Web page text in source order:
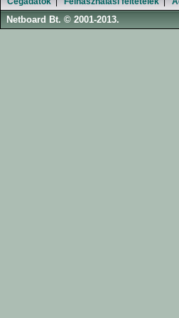
Netboard Bt. © 2001-2013.